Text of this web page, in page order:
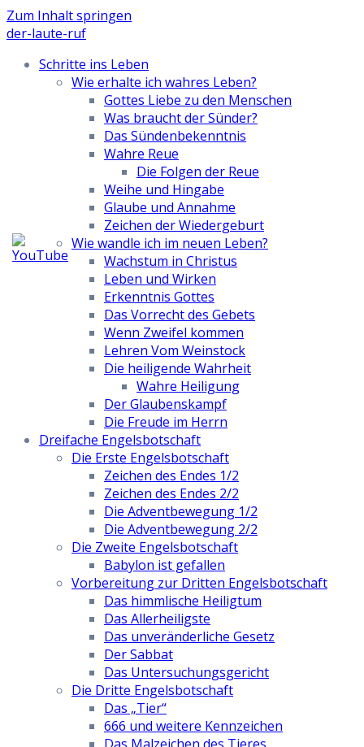
Zum Inhalt springen
der-laute-ruf
Schritte ins Leben
Wie erhalte ich wahres Leben?
Gottes Liebe zu den Menschen
Was braucht der Sünder?
Das Sündenbekenntnis
Wahre Reue
Die Folgen der Reue
Weihe und Hingabe
Glaube und Annahme
Zeichen der Wiedergeburt
Wie wandle ich im neuen Leben?
Wachstum in Christus
Leben und Wirken
Erkenntnis Gottes
Das Vorrecht des Gebets
Wenn Zweifel kommen
Lehren Vom Weinstock
Die heiligende Wahrheit
Wahre Heiligung
Der Glaubenskampf
Die Freude im Herrn
Dreifache Engelsbotschaft
Die Erste Engelsbotschaft
Zeichen des Endes 1/2
Zeichen des Endes 2/2
Die Adventbewegung 1/2
Die Adventbewegung 2/2
Die Zweite Engelsbotschaft
Babylon ist gefallen
Vorbereitung zur Dritten Engelsbotschaft
Das himmlische Heiligtum
Das Allerheiligste
Das unveränderliche Gesetz
Der Sabbat
Das Untersuchungsgericht
Die Dritte Engelsbotschaft
Das „Tier“
666 und weitere Kennzeichen